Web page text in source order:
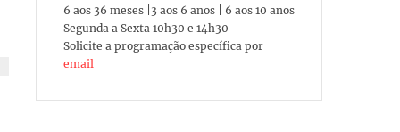
6 aos 36 meses |3 aos 6 anos | 6 aos 10 anos
Segunda a Sexta 10h30 e 14h30
Solicite a programação específica por
email